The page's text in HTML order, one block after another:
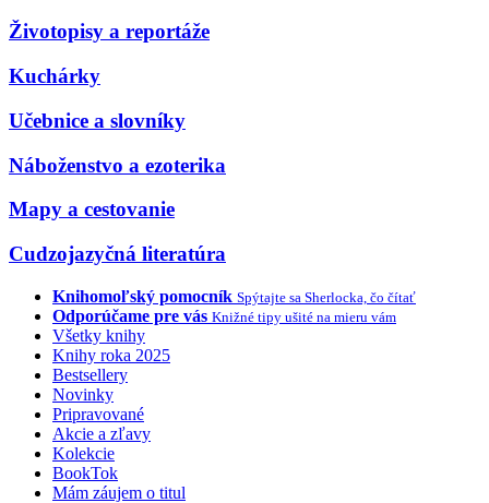
Životopisy a reportáže
Kuchárky
Učebnice a slovníky
Náboženstvo a ezoterika
Mapy a cestovanie
Cudzojazyčná literatúra
Knihomoľský pomocník Spýtajte sa Sherlocka, čo čítať
Odporúčame pre vás Knižné tipy ušité na mieru vám
Všetky knihy
Knihy roka 2025
Bestsellery
Novinky
Pripravované
Akcie a zľavy
Kolekcie
BookTok
Mám záujem o titul